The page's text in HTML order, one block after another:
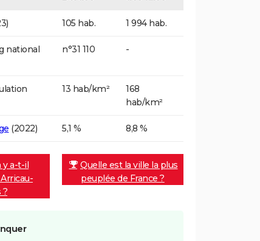
105 hab. 1 994 hab.
national
n°31 110 -
13 hab/km²
168
hab/km²
(2022) 5,1 % 8,8 %
y a-t-il
?
Quelle est la ville la plus
peuplée de France ?